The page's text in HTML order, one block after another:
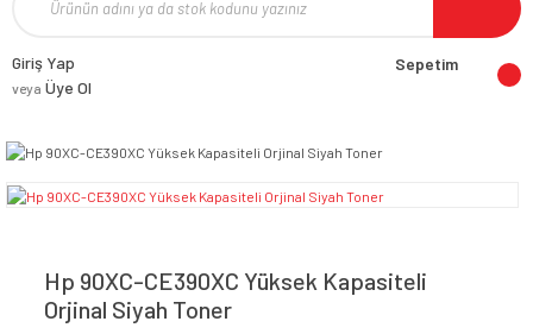
Giriş Yap
veya Üye Ol
Sepetim
Hp 90XC-CE390XC Yüksek Kapasiteli
Orjinal Siyah Toner